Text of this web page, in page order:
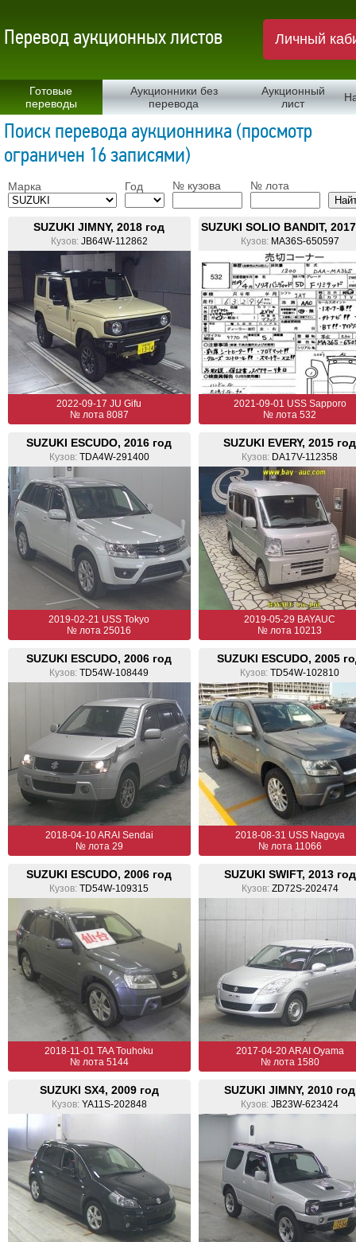
Перевод аукционных листов Личный
Готовые
переводы
Аукционники без
перевода
Аукционный
лист
Поиск перевода аукционника (просмотр
ограничен 16 записями)
Марка Год № кузова № лота
SUZUKI JIMNY, 2018 год
Кузов: JB64W-112862
2022-09-17 JU Gifu
№ лота 8087
SUZUKI SOLIO BANDIT,
Кузов: MA36S-650597
2021-09-01 USS Sapporo
№ лота 532
SUZUKI ESCUDO, 2016 год
Кузов: TDA4W-291400
2019-02-21 USS Tokyo
№ лота 25016
SUZUKI EVERY, 2015 год
Кузов: DA17V-112358
2019-05-29 BAYAUC
№ лота 10213
SUZUKI ESCUDO, 2006 год
Кузов: TD54W-108449
2018-04-10 ARAI Sendai
№ лота 29
SUZUKI ESCUDO, 2005
Кузов: TD54W-102810
2018-08-31 USS Nagoya
№ лота 11066
SUZUKI ESCUDO, 2006 год
Кузов: TD54W-109315
2018-11-01 TAA Touhoku
№ лота 5144
SUZUKI SWIFT, 2013 год
Кузов: ZD72S-202474
2017-04-20 ARAI Oyama
№ лота 1580
SUZUKI SX4, 2009 год
Кузов: YA11S-202848
SUZUKI JIMNY, 2010 год
Кузов: JB23W-623424